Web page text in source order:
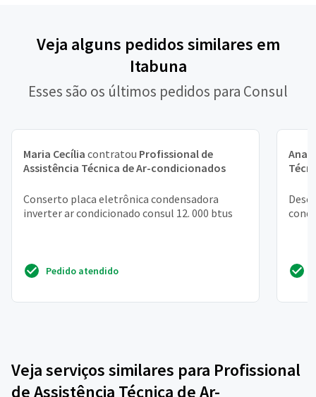
Veja alguns pedidos similares em
Itabuna
Esses são os últimos pedidos para Consul
Maria Cecília contratou Profissional de
Assistência Técnica de Ar-condicionados
Conserto placa eletrônica condensadora
inverter ar condicionado consul 12. 000 btus
Pedido atendido
Ana
Veja serviços similares para Profissional
de Assistência Técnica de Ar-